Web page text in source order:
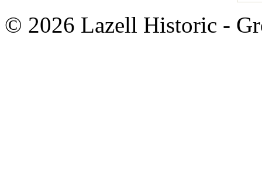
© 2026 Lazell Historic -